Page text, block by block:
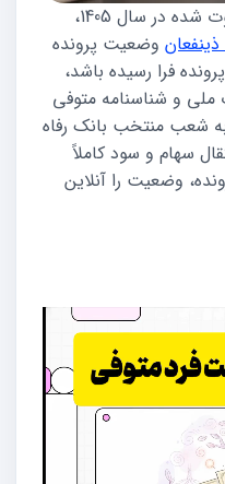
برای دریافت سهام عدالت فرد فوت شده در سال 1405،
ذینفعان وضعیت پرونده
فرا رسیده باشد،
ملی و شناسنامه متوفی
شعب منتخب بانک رفاه
سهام و سود کاملاً
وضعیت را آنلاین